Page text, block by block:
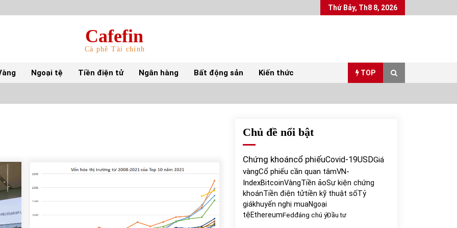
Thứ Bảy, Th8 8, 2026
Cafefin
Cà phê Tài chính
Ngoại tệ Tiền điện tử Ngân hàng Bất động sản Kiến thức TOP
Top 10 mặt hàng Việt Nam xuất khẩu nhiều
nhất tháng 5/2022
Top 10 tỷ phú giàu nhất thế giới – Bảng xếp
Bất ổn từ các cuộc đấu giá đất ở Thanh Hoá
31/05/2022
S&P Ratings cập nhật xếp hạng tín nhiệm
Chủ đề nổi bật
Chứng khoáncổ phiếuCovid-19USDGiá
vàngCổ phiếu cần quan tâmVN-
IndexBitcoinVàngTiền ảoSự kiện chứng
khoánTiền điện tửtiền kỹ thuật sốTỷ
giákhuyến nghị muaNgoại
tệEthereumFedđáng chú ýĐầu tư